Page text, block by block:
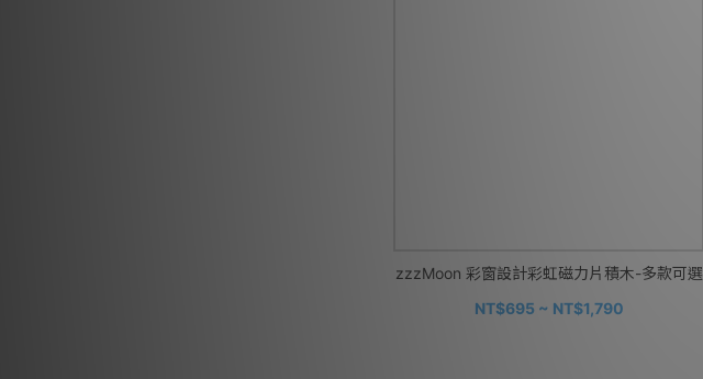
zzzMoon 彩窗設計彩虹磁力片積木-多款可選
NT$695 ~ NT$1,790